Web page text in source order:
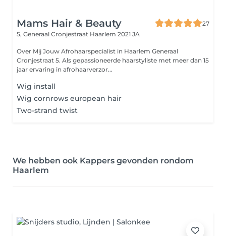
Mams Hair & Beauty
27
5, Generaal Cronjestraat Haarlem 2021 JA
Over Mij Jouw Afrohaarspecialist in Haarlem Generaal
Cronjestraat 5. Als gepassioneerde haarstyliste met meer dan 15
jaar ervaring in afrohaarverzor...
Wig install
Wig cornrows european hair
Two-strand twist
We hebben ook Kappers gevonden rondom
Haarlem